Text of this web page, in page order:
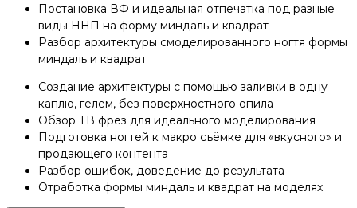
Постановка ВФ и идеальная отпечатка под разные
виды ННП на форму миндаль и квадрат
Разбор архитектуры смоделированного ногтя формы
миндаль и квадрат
Создание архитектуры с помощью заливки в одну
каплю, гелем, без поверхностного опила
Обзор ТВ фрез для идеального моделирования
Подготовка ногтей к макро съёмке для «вкусного» и
продающего контента
Разбор ошибок, доведение до результата
Отработка формы миндаль и квадрат на моделях